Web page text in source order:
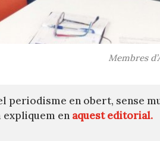
Membres
periodisme en obert, sense
en aquest editorial.